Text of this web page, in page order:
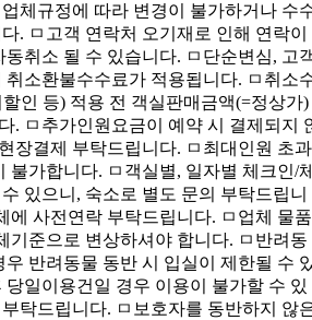
체규정에 따라 변경이 불가하거나 수
. ㅁ고객 연락처 오기재로 인해 연락이
동취소 될 수 있습니다. ㅁ단순변심, 고
취소환불수수료가 적용됩니다. ㅁ취소
인 등) 적용 전 객실판매금액(=정상가)
. ㅁ추가인원요금이 예약 시 결제되지
장결제 부탁드립니다. ㅁ최대인원 초과
불가합니다. ㅁ객실별, 일자별 체크인/
있으니, 숙소로 별도 문의 부탁드립니
에 사전연락 부탁드립니다. ㅁ업체 물품
기준으로 변상하셔야 합니다. ㅁ반려동
우 반려동물 동반 시 입실이 제한될 수
일이용건일 경우 이용이 불가할 수 있
탁드립니다. ㅁ보호자를 동반하지 않